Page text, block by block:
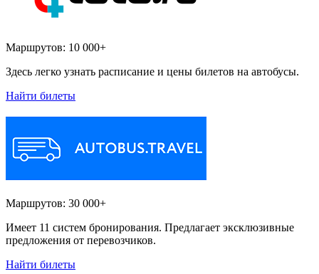
Маршрутов: 10 000+
Здесь легко узнать расписание и цены билетов на автобусы.
Найти билеты
Маршрутов: 30 000+
Имеет 11 систем бронирования. Предлагает эксклюзивные
предложения от перевозчиков.
Найти билеты